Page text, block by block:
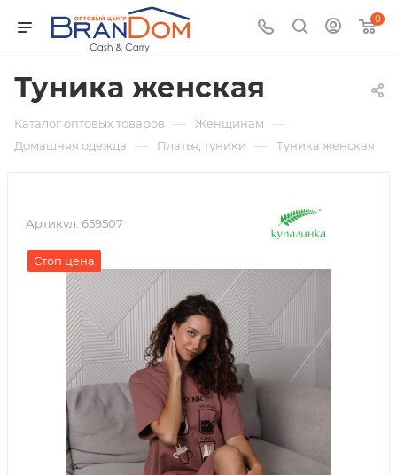
0
Туника женская
Каталог оптовых товаров — Женщинам —
Домашняя одежда — Платья, туники — Туника женская
Артикул: 659507
Стоп цена